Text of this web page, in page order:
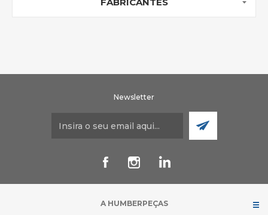
Newsletter
A HUMBERPEÇAS